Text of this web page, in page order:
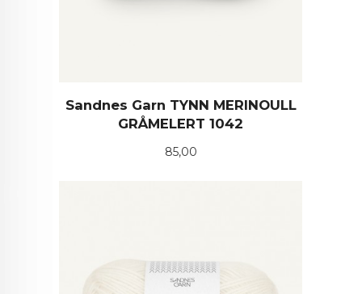
Sandnes Garn TYNN MERINOULL
GRÅMELERT 1042
Pris
85,00